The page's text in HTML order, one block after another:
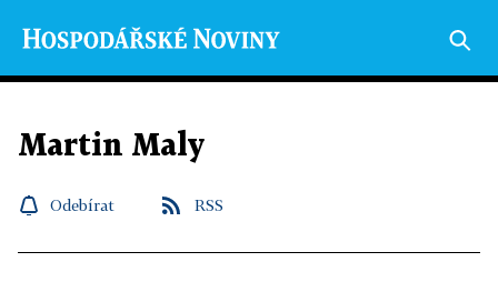
Martin Maly
Odebírat RSS